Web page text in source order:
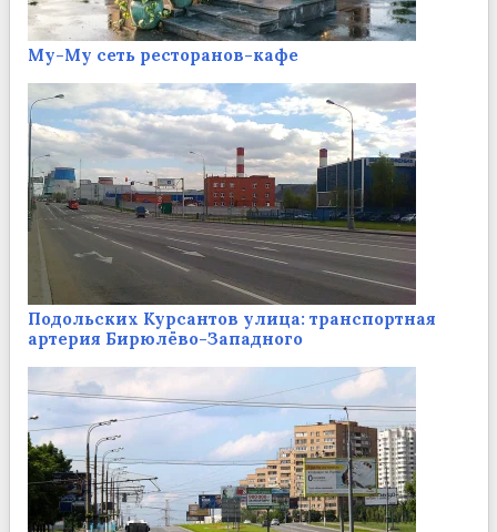
Му-Му сеть ресторанов-кафе
Подольских Курсантов улица: транспортная
артерия Бирюлёво-Западного